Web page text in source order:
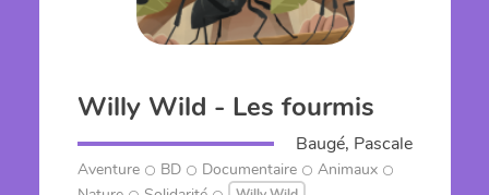
Willy Wild - Les fourmis
Baugé, Pascale
Aventure BD Documentaire
Animaux